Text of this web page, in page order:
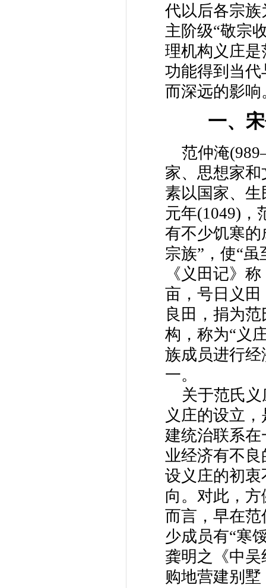
代以后各宗
主阶级“敬宗
理机构义庄
功能得到当
而深远的影响
一、
范仲淹
家、思想家
素以国家、
元年(1049)，
有不少饥寒
宗族”，使“
《义田记》
亩，号日义
良田，捐为
构，称为“义
族成员进行
一。
关于范氏
义庄的设立
建统治联系
业经济有不
设义庄的初
向。对此，
而言，早在范
少成员有“寒
龚明之《中
购地营建别